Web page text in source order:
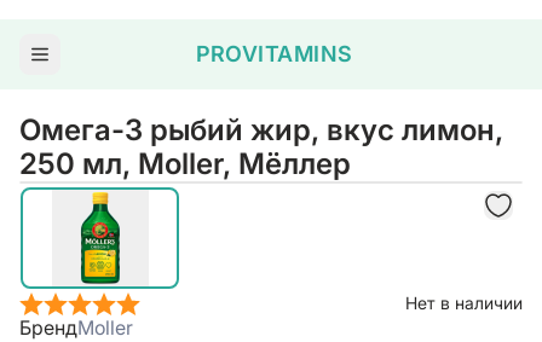
PROVITAMINS
Омега-3 рыбий жир, вкус лимон,
250 мл, Moller, Мёллер
Нет в наличии
БрендMoller